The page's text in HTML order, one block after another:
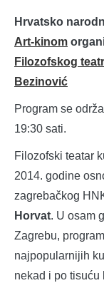
Hrvatsko
Art-kinom
Filozofskog
Bezinović
Program se
19:30 sati.
Filozofski teatar
2014. godine
zagrebačkog
Horvat. U osam
Zagrebu,
najpopularnijih
nekad i po